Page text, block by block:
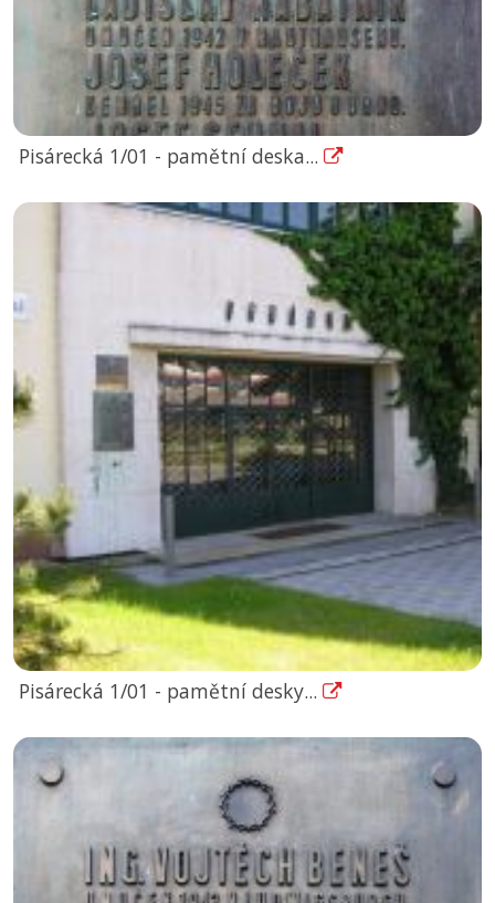
Pisárecká 1/01 - pamětní deska...
Pisárecká 1/01 - pamětní desky...